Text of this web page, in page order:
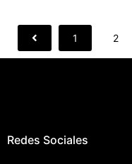
1 2
Redes Sociales